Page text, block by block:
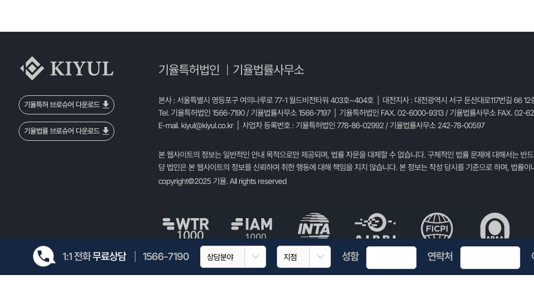
기율특허 브로슈어 다운로드
기율법률 브로슈어 다운로드
기율특허법인 기율법률사무소
본사 : 서울특별시 영등포구 여의나루로 77-1 월드비전타워 403호~404호 | 대전지사 : 대전광역시 서구 둔산대로117번길 66
Tel. 기율특허법인 1566-7190 / 기율법률사무소 1566-7197 | 기율특허법인 FAX. 02-6000-9313 / 기율법률사무소 FAX. 02-
E-mail. kiyul@kiyul.co.kr| 사업자 등록번호 : 기율특허법인 778-86-02992 / 기율법률사무소 242-78-00597
본 웹사이트의 정보는 일반적인 안내 목적으로만 제공되며, 법률 자문을 대체할 수 없습니다. 구체적인 법률 문제에 대해서는 반
당 법인은 본 웹사이트의 정보를 신뢰하여 취한 행동에 대해 책임을 지지 않습니다. 본 정보는 작성 당시를 기준으로 하며, 법률
copyright©2025 기율. All rights reserved
1:1 전화무료상담 1566-7190   성함 연락처